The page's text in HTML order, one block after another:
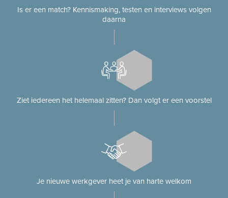
Is er een match? Kennismaking, testen en interviews volgen
daarna
Ziet iedereen het helemaal zitten? Dan volgt er een voorstel
Je nieuwe werkgever heet je van harte welkom